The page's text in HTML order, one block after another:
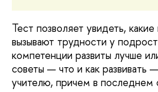
Тест позволяет увидеть,
вызывают трудности у
компетенции развиты лучше
советы — что и как развивать
учителю, причем в последнем